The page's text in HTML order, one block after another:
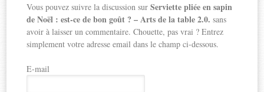
Vous pouvez suivre la discussion surServiette pliée en sapin
de Noël : est-ce de bon goût ? – Arts de la table 2.0. sans
avoir à laisser un commentaire. Chouette, pas vrai ? Entrez
simplement votre adresse email dans le champ ci-dessous.
E-mail